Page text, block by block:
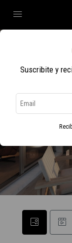
Suscribite y